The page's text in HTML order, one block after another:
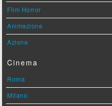
Film Horror
Animazione
Azione
Cinema
Roma
Milano